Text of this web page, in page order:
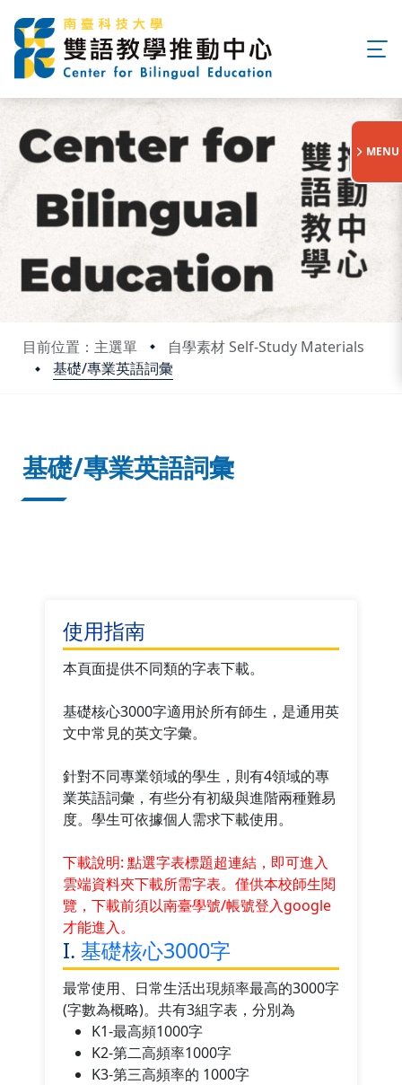
目前位置：主選單
自學素材 Self-Study Materials
基礎/專業英語詞彙
:::
MENU
基礎/專業英語詞彙
使用指南
本頁面提供不同類的字表下載。
基礎核心3000字適用於所有師生，是通用英
文中常見的英文字彙。
針對不同專業領域的學生，則有4領域的專
業英語詞彙，有些分有初級與進階兩種難易
度。學生可依據個人需求下載使用。
下載說明: 點選字表標題超連結，即可進入
雲端資料夾下載所需字表。僅供本校師生閱
覽，下載前須以南臺學號/帳號登入google
才能進入。
I. 基礎核心3000字
最常使用、日常生活出現頻率最高的3000字
(字數為概略)。共有3組字表，分別為
K1-最高頻1000字
K2-第二高頻率1000字
K3-第三高頻率的 1000字